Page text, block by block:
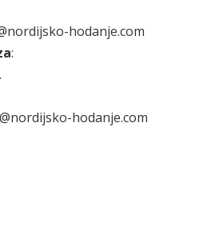
hodanje.com
:
hodanje.com